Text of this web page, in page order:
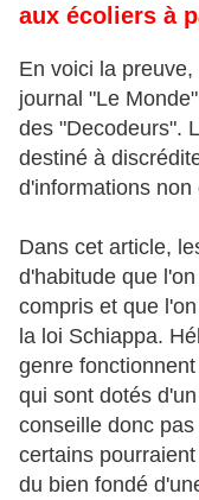
aux écoliers à
En voici la
journal "Le
des "Decodeurs".
destiné à
d'informations non
Dans cet article,
d'habitude que
compris et que
la loi Schiappa.
genre
qui sont dotés
conseille donc
certains
du bien fondé